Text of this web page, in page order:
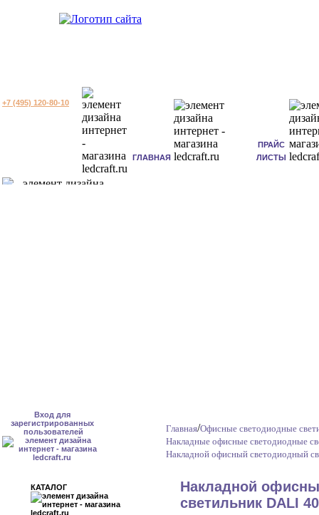
+7 (495) 120-80-10
ГЛАВНАЯ
ПРАЙС
ЛИСТЫ
Вход для
зарегистрированных
пользователей
КАТАЛОГ
Главная/Офисные светодиодные
Накладные офисные светодиодные
Накладной офисный светодиодный
Накладной
светильник DALI